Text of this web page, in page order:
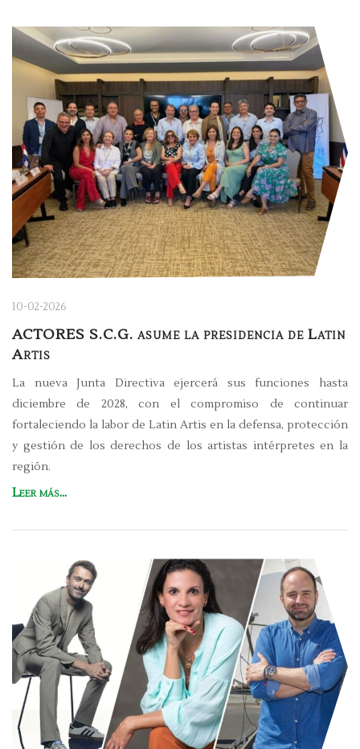
10-02-2026
ACTORES S.C.G. asume la presidencia de Latin
Artis
La nueva Junta Directiva ejercerá sus funciones hasta
diciembre de 2028, con el compromiso de continuar
fortaleciendo la labor de Latin Artis en la defensa, protección
y gestión de los derechos de los artistas intérpretes en la
región.
Leer más...